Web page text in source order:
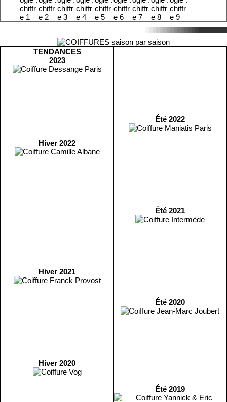
TENDANCES
2023
Hiver 2022
Hiver 2021
Hiver 2020
Été 2022
Été 2021
Été 2020
Été 2019